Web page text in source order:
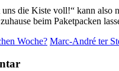
die Kiste voll!“ kann also
beim Paketpacken
Woche? Marc-André ter